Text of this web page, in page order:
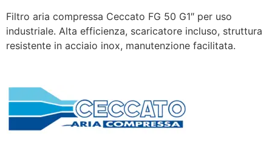
Filtro aria compressa Ceccato FG 50 G1″ per uso
industriale. Alta efficienza, scaricatore incluso, struttura
resistente in acciaio inox, manutenzione facilitata.